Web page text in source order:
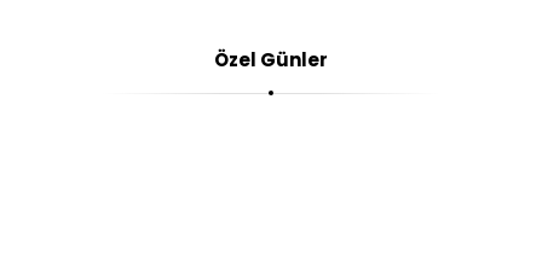
Özel Günler